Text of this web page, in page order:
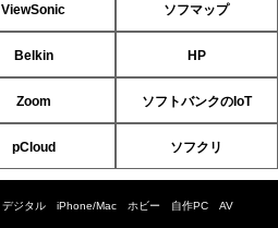
ViewSonic ソフマップ
Belkin HP
Zoom ソフトバンクのIoT
pCloud ソフクリ
デジタル iPhone/Mac ホビー 自作PC AV